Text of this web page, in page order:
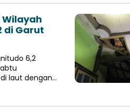
Wilayah
di Garut
6,2
laut dengan…